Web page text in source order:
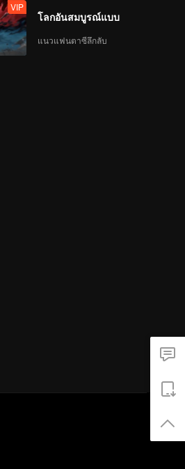
VIP
โลกอันสมบูรณ์แบบ
แนวแฟนตาซีลึกลับ